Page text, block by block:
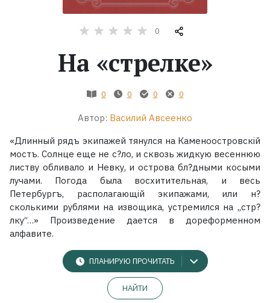
Экранизации
0
На «стрелке»
0 0 0 0
Автор: Василий Авсеенко
«Длинный рядъ экипажей тянулся на Каменоостровскій
мостъ. Солнце еще не с?ло, и сквозь жидкую весеннюю
листву обливало и Невку, и острова бл?дными косыми
лучами. Погода была восхитительная, и весь
Петербургъ, располагающій экипажами, или н?
сколькими рублями на извощика, устремился на „стр?
лку“…» Произведение дается в дореформенном
алфавите.
ПЛАНИРУЮ ПРОЧИТАТЬ
НАЙТИ